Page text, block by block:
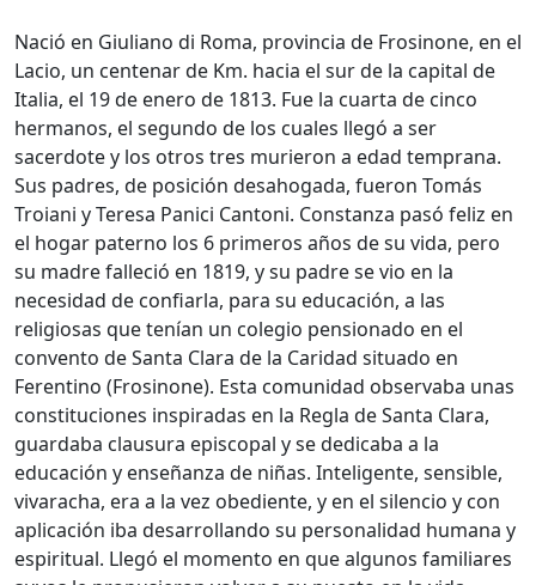
Nació en Giuliano di Roma, provincia de Frosinone, en el
Lacio, un centenar de Km. hacia el sur de la capital de
Italia, el 19 de enero de 1813. Fue la cuarta de cinco
hermanos, el segundo de los cuales llegó a ser
sacerdote y los otros tres murieron a edad temprana.
Sus padres, de posición desahogada, fueron Tomás
Troiani y Teresa Panici Cantoni. Constanza pasó feliz en
el hogar paterno los 6 primeros años de su vida, pero
su madre falleció en 1819, y su padre se vio en la
necesidad de confiarla, para su educación, a las
religiosas que tenían un colegio pensionado en el
convento de Santa Clara de la Caridad situado en
Ferentino (Frosinone). Esta comunidad observaba unas
constituciones inspiradas en la Regla de Santa Clara,
guardaba clausura episcopal y se dedicaba a la
educación y enseñanza de niñas. Inteligente, sensible,
vivaracha, era a la vez obediente, y en el silencio y con
aplicación iba desarrollando su personalidad humana y
espiritual. Llegó el momento en que algunos familiares